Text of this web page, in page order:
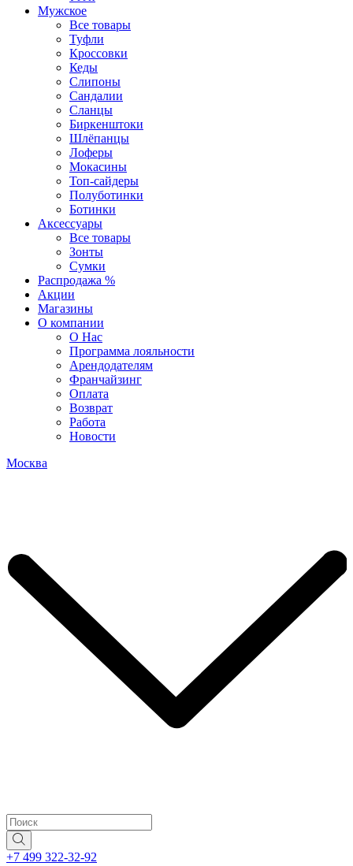
Мужское
Все товары
Туфли
Кроссовки
Кеды
Слипоны
Сандалии
Сланцы
Биркенштоки
Шлёпанцы
Лоферы
Мокасины
Топ-сайдеры
Полуботинки
Ботинки
Аксессуары
Все товары
Зонты
Сумки
Распродажа %
Акции
Магазины
О компании
О Нас
Программа лояльности
Арендодателям
Франчайзинг
Оплата
Возврат
Работа
Новости
Москва
+7 499 322-32-92